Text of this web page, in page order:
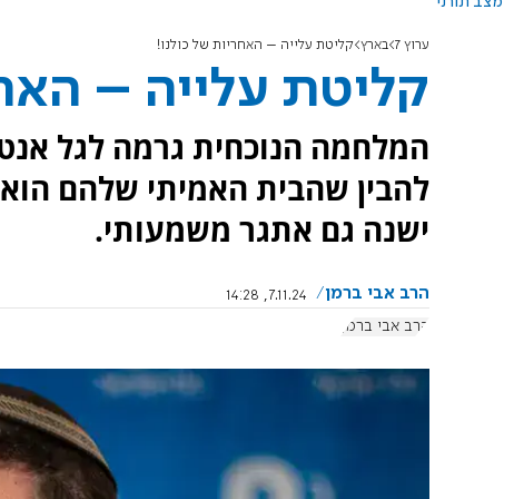
ערוץ 7 בארץ קליטת עלייה – האחריות של כולנו!
קליטת עלייה –
המלחמה הנוכחית גרמה לגל
להבין שהבית האמיתי שלהם
ישנה גם אתגר משמעותי.
הרב אבי ברמן
7.11.24, 14:28
הרב אבי ברמן